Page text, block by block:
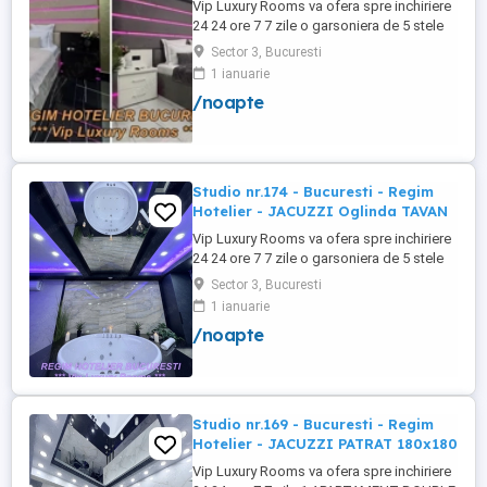
Vip Luxury Rooms va ofera spre inchiriere
24 24 ore 7 7 zile o garsoniera de 5 stele
Luxoase cu un desing unic si deosebit in
Sector 3 Bucuresti . Garsoniera se alfa in
Complex Rezidential Nou . Monitorizare
Video in Complex ( de la Politia Locala
Sector 3, Bucuresti
1 ianuarie
/noapte
Studio nr.174 - Bucuresti - Regim
Hotelier - JACUZZI Oglinda TAVAN
Vip Luxury Rooms va ofera spre inchiriere
24 24 ore 7 7 zile o garsoniera de 5 stele
Luxoase cu un desing unic si deosebit in
Sector 3 Bucuresti . Garsoniera se alfa in
Complex Rezidential Nou . Acces Bariera
Monitorizare Video in Complex ( de la
Sector 3, Bucuresti
1 ianuarie
/noapte
Studio nr.169 - Bucuresti - Regim
Hotelier - JACUZZI PATRAT 180x180
Vip Luxury Rooms va ofera spre inchiriere